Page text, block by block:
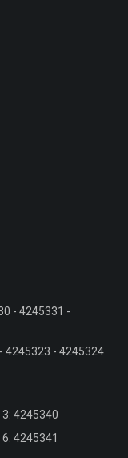
- 4245331 -
4245323 - 4245324
4245340
4245341